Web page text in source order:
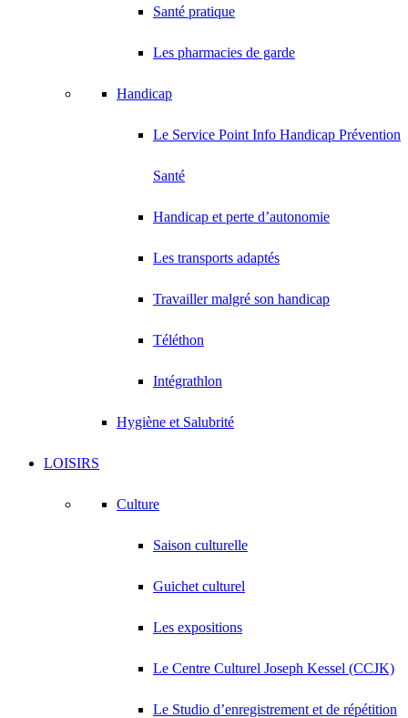
Santé pratique
Les pharmacies de garde
Handicap
Le Service Point Info Handicap Prévention
Santé
Handicap et perte d’autonomie
Les transports adaptés
Travailler malgré son handicap
Téléthon
Intégrathlon
Hygiène et Salubrité
LOISIRS
Culture
Saison culturelle
Guichet culturel
Les expositions
Le Centre Culturel Joseph Kessel (CCJK)
Le Studio d’enregistrement et de répétition